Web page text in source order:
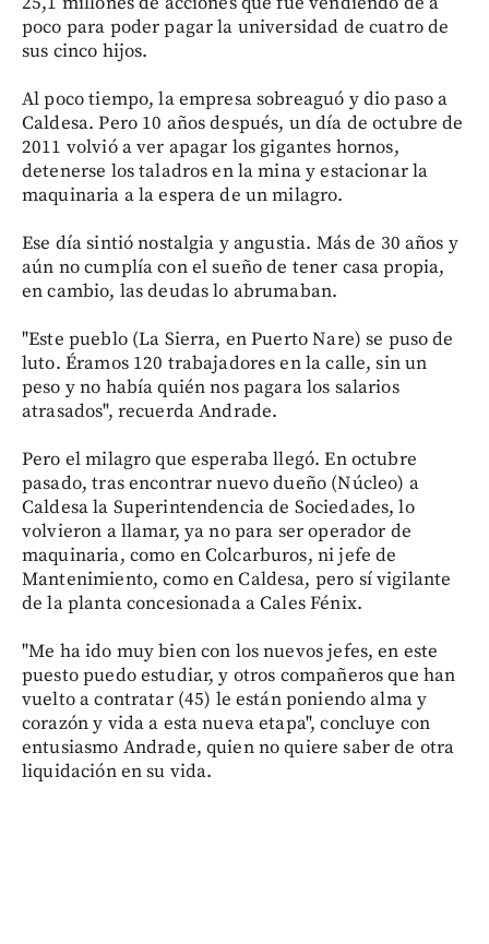
poco para poder pagar la universidad de cuatro de
sus cinco hijos.
Al poco tiempo, la empresa sobreaguó y dio paso a
Caldesa. Pero 10 años después, un día de octubre de
2011 volvió a ver apagar los gigantes hornos,
detenerse los taladros en la mina y estacionar la
maquinaria a la espera de un milagro.
Ese día sintió nostalgia y angustia. Más de 30 años y
aún no cumplía con el sueño de tener casa propia,
en cambio, las deudas lo abrumaban.
"Este pueblo (La Sierra, en Puerto Nare) se puso de
luto. Éramos 120 trabajadores en la calle, sin un
peso y no había quién nos pagara los salarios
atrasados", recuerda Andrade.
Pero el milagro que esperaba llegó. En octubre
pasado, tras encontrar nuevo dueño (Núcleo) a
Caldesa la Superintendencia de Sociedades, lo
volvieron a llamar, ya no para ser operador de
maquinaria, como en Colcarburos, ni jefe de
Mantenimiento, como en Caldesa, pero sí vigilante
de la planta concesionada a Cales Fénix.
"Me ha ido muy bien con los nuevos jefes, en este
puesto puedo estudiar, y otros compañeros que han
vuelto a contratar (45) le están poniendo alma y
corazón y vida a esta nueva etapa", concluye con
entusiasmo Andrade, quien no quiere saber de otra
liquidación en su vida.